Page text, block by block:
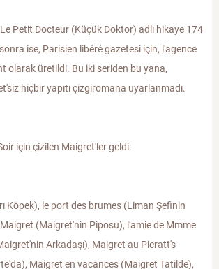
Le Petit Docteur (Küçük Doktor) adlı hikaye 174
ise, Parisien libéré gazetesi için, l'agence
olarak üretildi. Bu iki seriden bu yana,
hiçbir yapıtı çizgiromana uyarlanmadı.
için çizilen Maigret'ler geldi:
Köpek), le port des brumes (Liman Şefinin
(Maigret'nin Piposu), l'amie de Mmme
Arkadaşı), Maigret au Picratt's
Maigret en vacances (Maigret Tatilde),